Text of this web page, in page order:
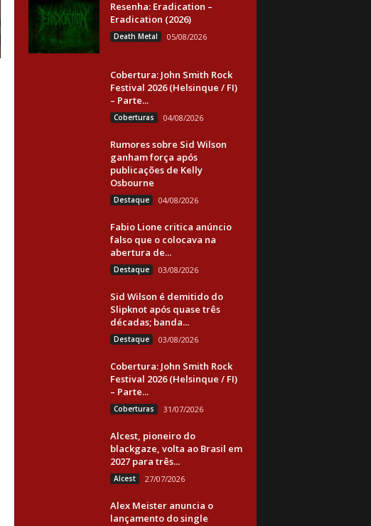
Resenha: Eradication –
Eradication (2026)
Death Metal 05/08/2026
Cobertura: John Smith Rock
Festival 2026 (Helsinque / FI)
– Parte...
Coberturas 04/08/2026
Rumores sobre Sid Wilson
ganham força após
publicações de Kelly
Osbourne
Destaque 04/08/2026
Fabio Lione critica anúncio
falso que o colocava na
abertura de...
Destaque 03/08/2026
Sid Wilson é demitido do
Slipknot após quase três
décadas; banda...
Destaque 03/08/2026
Cobertura: John Smith Rock
Festival 2026 (Helsinque / FI)
– Parte...
Coberturas 31/07/2026
Alcest, pioneiro do
blackgaze, volta ao Brasil em
2027 para três...
Alcest 27/07/2026
Alex Meister anuncia o
lançamento do single